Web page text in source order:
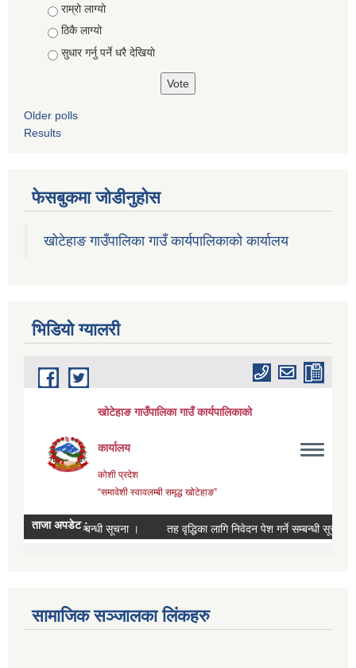
Choices
राम्रो लाग्यो
ठिकै लाग्यो
सुधार गर्नु पर्ने धरै देखियाे
Older polls
Results
फेसबुकमा जोडीनुहोस
खोटेहाङ गाउँपालिका गाउँ कार्यपालिकाको कार्यालय
भिडियाे ग्यालरी
सामाजिक सञ्जालका लिंकहरु